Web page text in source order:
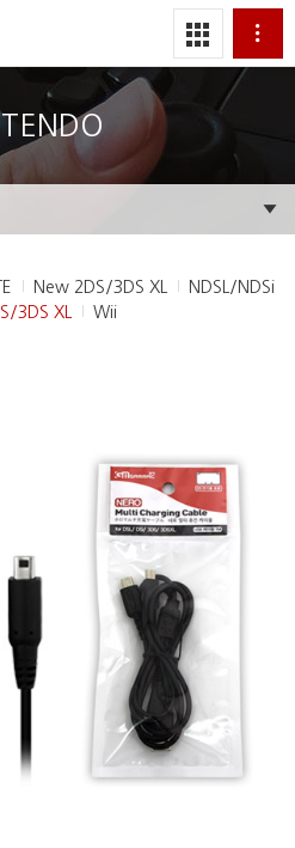
New 2DS/3DS XL
NDSL/NDSi
3DS XL
Wii